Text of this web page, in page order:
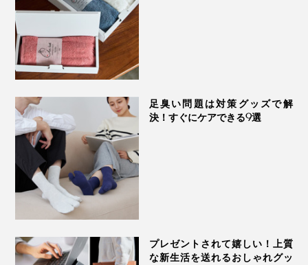
足臭い問題は対策グッズで解
決！すぐにケアできる9選
プレゼントされて嬉しい！上質
な新生活を送れるおしゃれグッ